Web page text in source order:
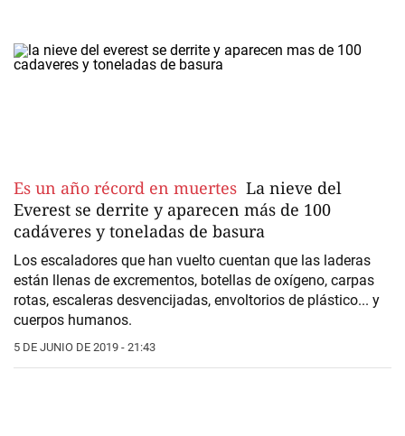
Es un año récord en muertes La nieve del
Everest se derrite y aparecen más de 100
cadáveres y toneladas de basura
Los escaladores que han vuelto cuentan que las laderas
están llenas de excrementos, botellas de oxígeno, carpas
rotas, escaleras desvencijadas, envoltorios de plástico... y
cuerpos humanos.
5 DE JUNIO DE 2019 - 21:43